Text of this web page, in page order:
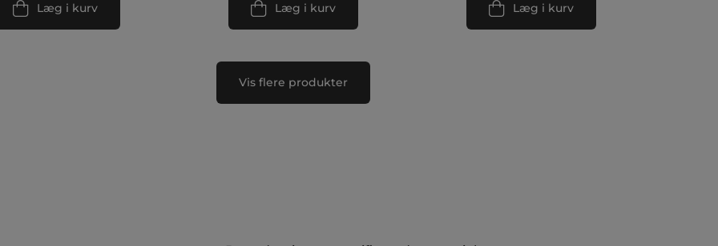
Læg i kurv
var:
295,00 kr..
Læg i kurv Læg i kurv
Vis flere produkter